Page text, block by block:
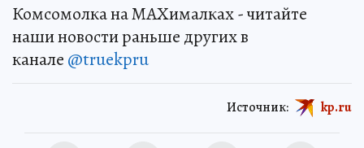
Комсомолка на MAXималках - читайте
наши новости раньше других в
канале @truekpru
Источник: kp.ru